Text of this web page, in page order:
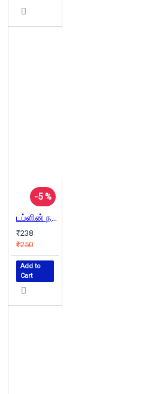
-5 %
டப்ளின் நகரத்தார்
₹238
₹250
Add to
Cart